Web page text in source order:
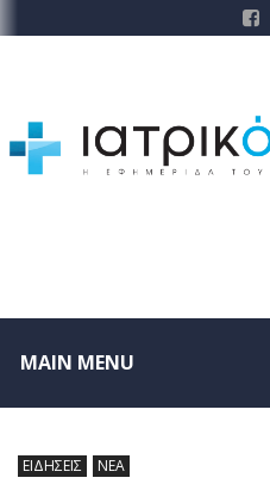
MAIN MENU
ΕΙΔΗΣΕΙΣ ΝΕΑ